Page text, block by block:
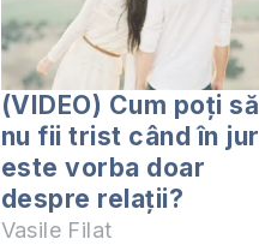
(VIDEO) Cum poți să
nu fii trist când în jur
este vorba doar
despre relații?
Vasile Filat